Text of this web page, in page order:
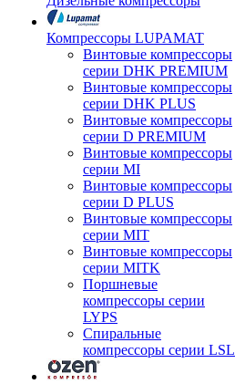
Компрессоры LUPAMAT
Винтовые компрессоры
серии DHK PREMIUM
Винтовые компрессоры
серии DHK PLUS
Винтовые компрессоры
серии D PREMIUM
Винтовые компрессоры
серии MI
Винтовые компрессоры
серии D PLUS
Винтовые компрессоры
серии MIT
Винтовые компрессоры
серии MITK
Поршневые
компрессоры серии
LYPS
Спиральные
компрессоры серии LSL